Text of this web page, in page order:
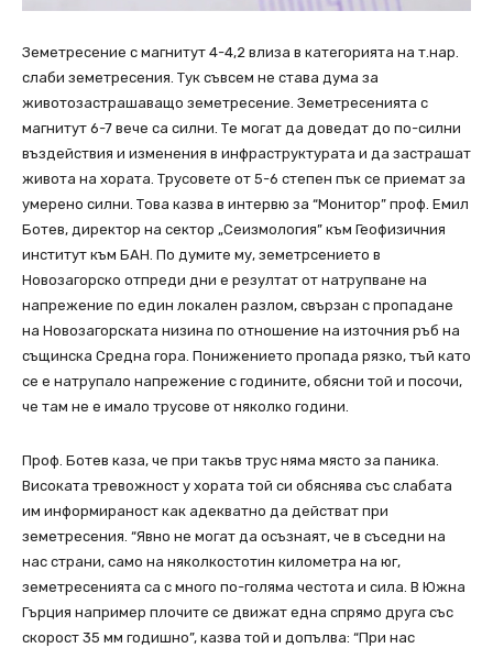
Земетресение с магнитут 4-4,2 влиза в категорията на т.нар.
слаби земетресения. Тук съвсем не става дума за
животозастрашаващо земетресение. Земетресенията с
магнитут 6-7 вече са силни. Те могат да доведат до по-силни
въздействия и изменения в инфраструктурата и да застрашат
живота на хората. Трусовете от 5-6 степен пък се приемат за
умерено силни. Това казва в интервю за “Монитор” проф. Емил
Ботев, директор на сектор „Сеизмология” към Геофизичния
институт към БАН. По думите му, земетрсението в
Новозагорско отпреди дни е резултат от натрупване на
напрежение по един локален разлом, свързан с пропадане
на Новозагорската низина по отношение на източния ръб на
същинска Средна гора. Понижението пропада рязко, тъй като
се е натрупало напрежение с годините, обясни той и посочи,
че там не е имало трусове от няколко години.
Проф. Ботев каза, че при такъв трус няма място за паника.
Високата тревожност у хората той си обяснява със слабата
им информираност как адекватно да действат при
земетресения. “Явно не могат да осъзнаят, че в съседни на
нас страни, само на няколкостотин километра на юг,
земетресенията са с много по-голяма честота и сила. В Южна
Гърция например плочите се движат една спрямо друга със
скорост 35 мм годишно”, казва той и допълва: “При нас